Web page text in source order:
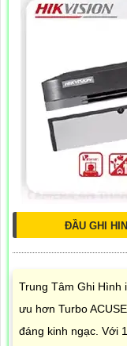
ĐẦU GHI
Trung Tâm Ghi Hình
ưu hơn Turbo
đáng kinh ngạc. Với